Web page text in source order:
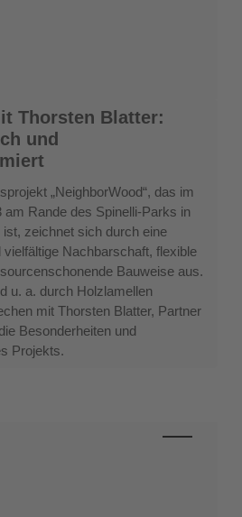
Thorsten Blatter:
und
„NeighborWood“, das im
am Rande des Spinelli-Parks in
zeichnet sich durch eine
Nachbarschaft, flexible
Bauweise aus.
u. a. durch Holzlamellen
mit Thorsten Blatter, Partner
Besonderheiten und
Projekts.